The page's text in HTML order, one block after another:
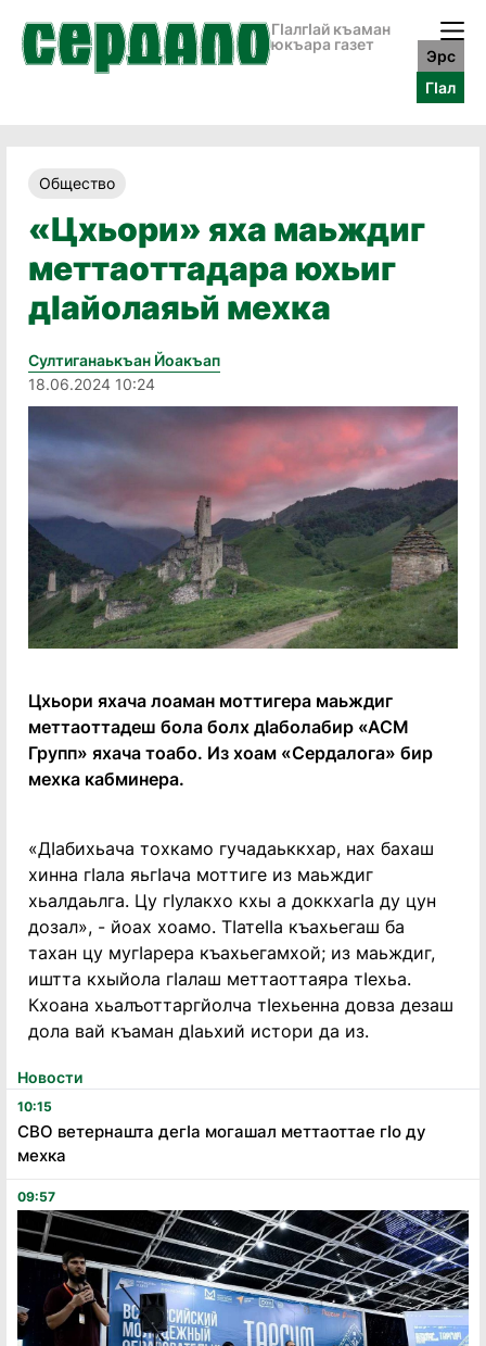
ГӀалгӀай къаман
юкъара газет
Эрс
ГӀал
Новости
10:15
СВО ветернашта дегӏа могашал меттаоттае гӏо ду
мехка
09:57
Общество
«Цхьори» яха маьждиг
меттаоттадара юхьиг
дӀайолаяьй мехка
Султиганаькъан Йоакъап
18.06.2024 10:24
Цхьори яхача лоаман моттигера маьждиг
меттаоттадеш бола болх дӀаболабир «АСМ
Групп» яхача тоабо. Из хоам «Сердалога» бир
мехка кабминера.
«ДӀабихьача тохкамо гучадаьккхар, нах бахаш
хинна гӀала яьгӀача моттиге из маьждиг
хьалдаьлга. Цу гӀулакхо кхы а доккхагӀа ду цун
дозал», - йоах хоамо. ТӀатеӀӀа къахьегаш ба
тахан цу мугӀарера къахьегамхой; из маьждиг,
иштта кхыйола гӀалаш меттаоттаяра тӀехьа.
Кхоана хьалъоттаргйолча тӀехьенна довза дезаш
дола вай къаман дӀаьхий истори да из.